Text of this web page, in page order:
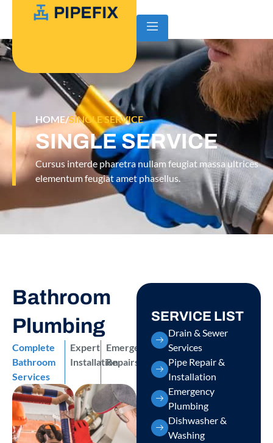
HOME/SINGLE SERVICE
SINGLE SERVICE
Cursus interde pharetra nullam feugiat massa ultrices
elementum feugiat amet phasellus.
Bathroom
Plumbing
Complete
Bathroom
Services
Expert
Installation
Emergency
Repairs
SERVICE LIST
Drain & Sewer
Services
Pipe Repair &
Installation
Emergency
Plumbing
Dishwasher &
Washing